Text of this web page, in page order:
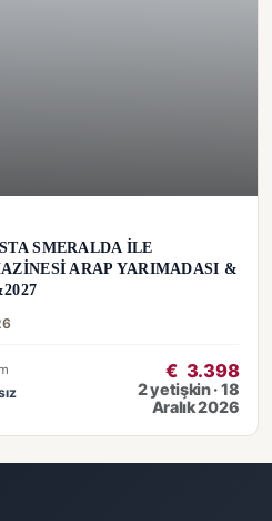
SMERALDA İLE
ARAP YARIMADASI &
€ 3.398
2 yetişkin · 18
Aralık 2026